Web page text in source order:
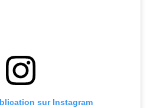
sur Instagram